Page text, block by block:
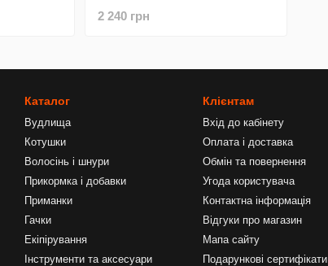
2 240 грн
Каталог
Вудлища
Котушки
Волосінь і шнури
Прикормка і добавки
Приманки
Гачки
Екіпірування
Інструменти та аксесуари
Клієнтам
Вхід до кабінету
Оплата і доставка
Обмін та повернення
Угода користувача
Контактна інформація
Відгуки про магазин
Мапа сайту
Подарункові сертифікати